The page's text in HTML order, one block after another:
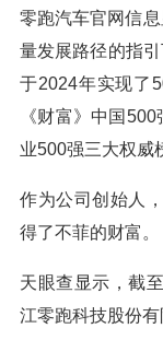
零跑汽车官网信
量发展路径的指
于2024年实现了
《财富》中国
业500强三大权威
作为公司创始人
得了不菲的财富。
天眼查显示，截
江零跑科技股份有